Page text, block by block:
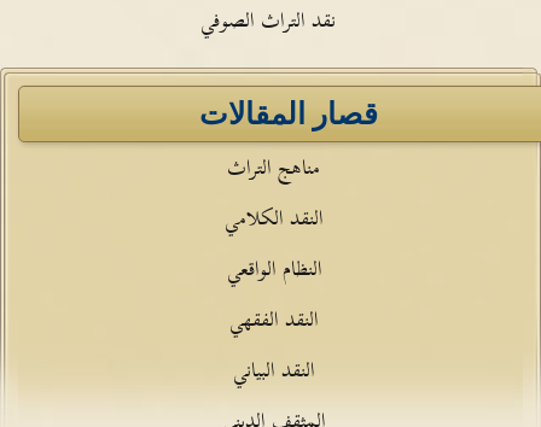
نقد التراث الصوفي
قصار المقالات
مناهج التراث
النقد الكلامي
النظام الواقعي
النقد الفقهي
النقد البياني